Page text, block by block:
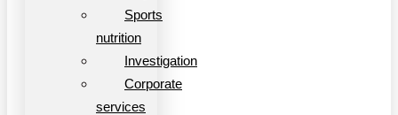
Sports
nutrition
Investigation
Corporate
services